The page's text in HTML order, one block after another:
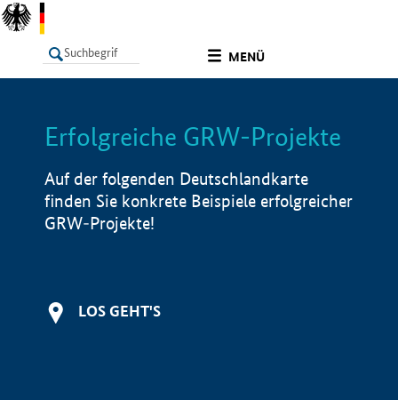
MENÜ
LISTE Info
Erfolgreiche GRW-Projekte
Auf der folgenden Deutschlandkarte
finden Sie konkrete Beispiele erfolgreicher
GRW-Projekte!
LOS GEHT'S